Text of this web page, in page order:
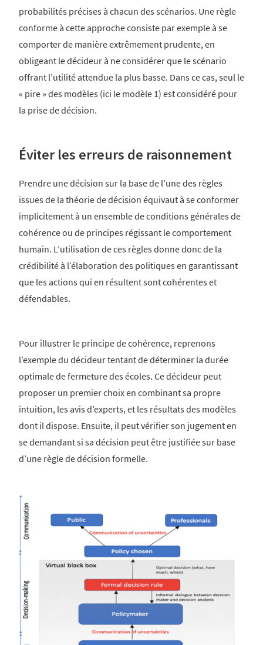
probabilités précises à chacun des scénarios. Une règle
conforme à cette approche consiste par exemple à se
comporter de manière extrêmement prudente, en
obligeant le décideur à ne considérer que le scénario
offrant l’utilité attendue la plus basse. Dans ce cas, seul le
« pire » des modèles (ici le modèle 1) est considéré pour
la prise de décision.
Éviter les erreurs de raisonnement
Prendre une décision sur la base de l’une des règles
issues de la théorie de décision équivaut à se conformer
implicitement à un ensemble de conditions générales de
cohérence ou de principes régissant le comportement
humain. L’utilisation de ces règles donne donc de la
crédibilité à l’élaboration des politiques en garantissant
que les actions qui en résultent sont cohérentes et
défendables.
Pour illustrer le principe de cohérence, reprenons
l’exemple du décideur tentant de déterminer la durée
optimale de fermeture des écoles. Ce décideur peut
proposer un premier choix en combinant sa propre
intuition, les avis d’experts, et les résultats des modèles
dont il dispose. Ensuite, il peut vérifier son jugement en
se demandant si sa décision peut être justifiée sur base
d’une règle de décision formelle.